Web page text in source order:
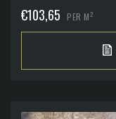
€103,65 PER M2